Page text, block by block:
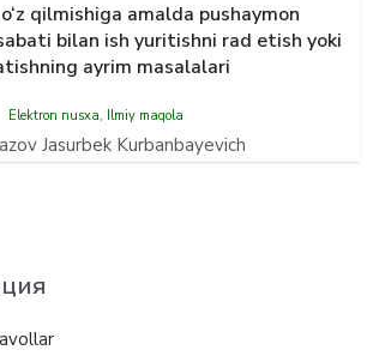
qilmishiga amalda pushaymon
bilan ish yuritishni rad etish yoki
ayrim masalalari
Elektron nusxa, Ilmiy maqola
Jasurbek Kurbanbayevich